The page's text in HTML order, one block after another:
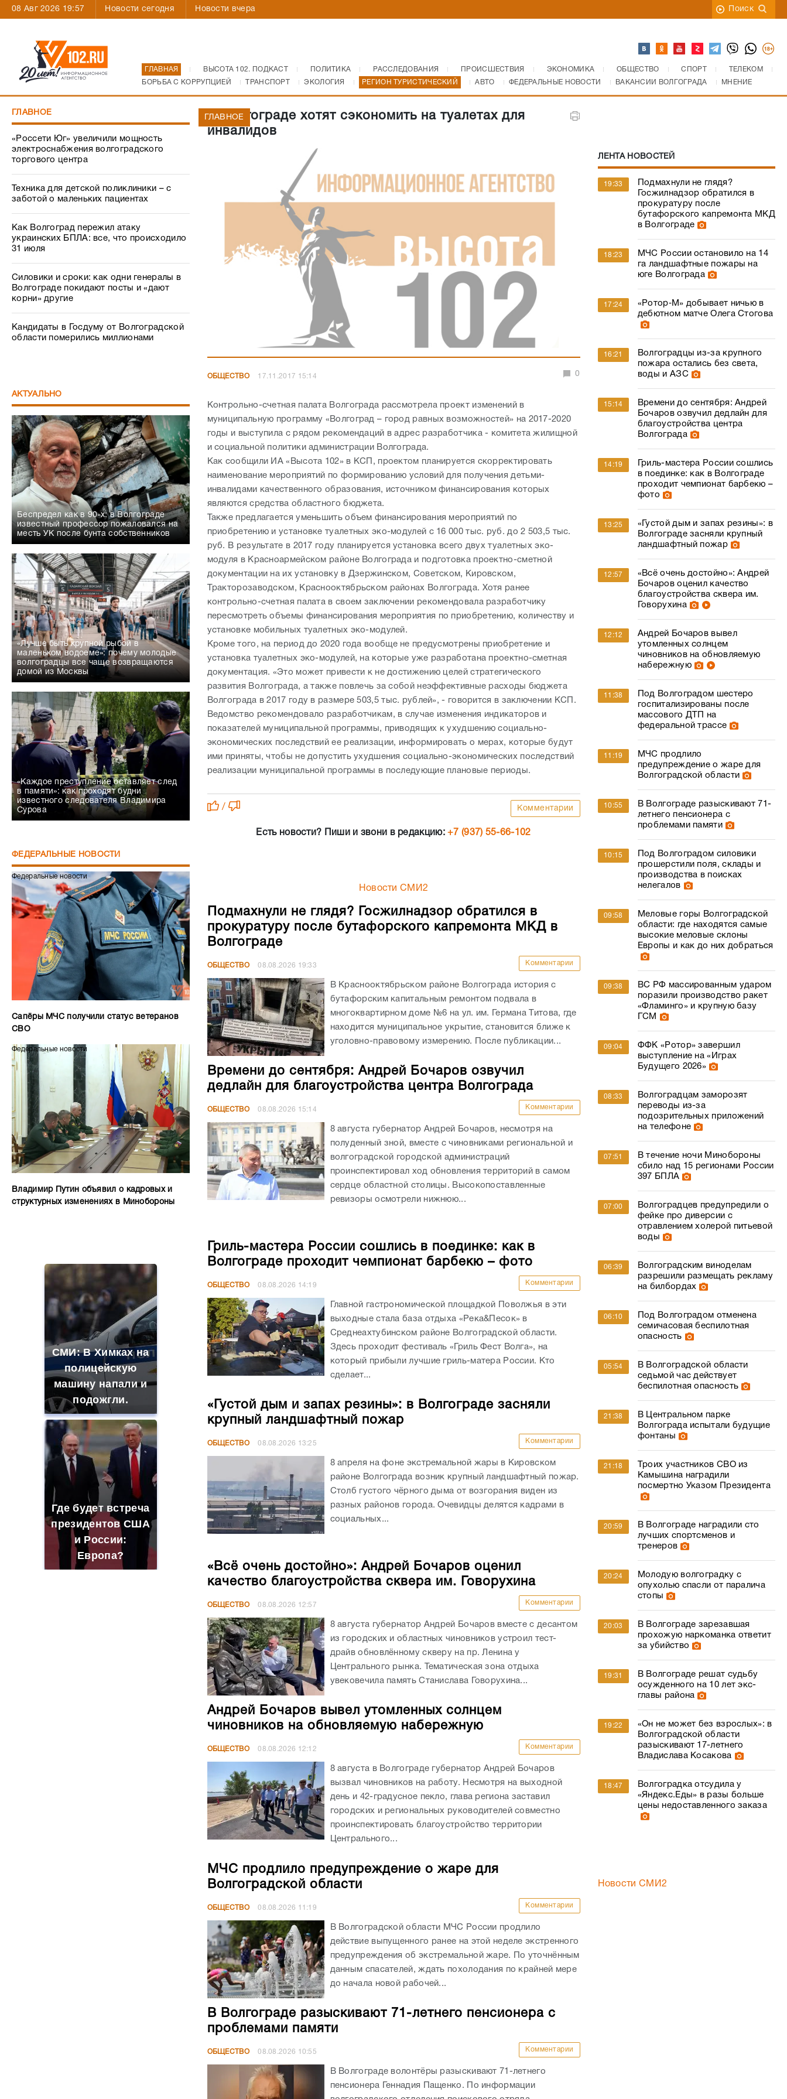
08 Авг 2026 19:57 Новости сегодня Новости вчера Поиск
ГЛАВНАЯ ВЫСОТА 102. ПОДКАСТ ПОЛИТИКА РАССЛЕДОВАНИЯ ПРОИСШЕСТВИЯ ЭКОНОМИКА ОБЩЕСТВО СПОРТ
ТЕЛЕКОМ
БОРЬБА С КОРРУПЦИЕЙ
ТРАНСПОРТ ЭКОЛОГИЯ РЕГИОН ТУРИСТИЧЕСКИЙ АВТО ФЕДЕРАЛЬНЫЕ НОВОСТИ ВАКАНСИИ ВОЛГОГРАДА МНЕНИЕ
ГЛАВНОЕ
«Россети Юг» увеличили мощность
электроснабжения волгоградского
торгового центра
Техника для детской поликлиники – с
заботой о маленьких пациентах
Как Волгоград пережил атаку
украинских БПЛА: все, что происходило
31 июля
Силовики и сроки: как одни генералы в
Волгограде покидают посты и «дают
корни» другие
Кандидаты в Госдуму от Волгоградской
области померились миллионами
АКТУАЛЬНО
Беспредел как в 90-х: в Волгограде
известный профессор пожаловался на
месть УК после бунта собственников
«Лучше быть крупной рыбой в
маленьком водоеме»: почему молодые
волгоградцы все чаще возвращаются
домой из Москвы
«Каждое преступление оставляет след
в памяти»: как проходят будни
известного следователя Владимира
Сурова
ФЕДЕРАЛЬНЫЕ НОВОСТИ
Федеральные новости
Сапёры МЧС получили статус ветеранов
СВО
Федеральные новости
Владимир Путин объявил о кадровых и
структурных изменениях в Минобороны
СМИ: В Химках на
полицейскую
машину напали и
подожгли.
Где будет встреча
президентов США
и России:
Европа?
В Волгограде хотят сэкономить на туалетах для
инвалидов
ГЛАВНОЕ
ОБЩЕСТВО 17.11.2017 15:14 0
Контрольно-счетная палата Волгограда рассмотрела проект изменений в
муниципальную программу «Волгоград – город равных возможностей» на 2017-2020
годы и выступила с рядом рекомендаций в адрес разработчика - комитета жилищной
и социальной политики администрации Волгограда.
Как сообщили ИА «Высота 102» в КСП, проектом планируется скорректировать
наименование мероприятий по формированию условий для получения детьми-
инвалидами качественного образования, источником финансирования которых
являются средства областного бюджета.
Также предлагается уменьшить объем финансирования мероприятий по
приобретению и установке туалетных эко-модулей с 16 000 тыс. руб. до 2 503,5 тыс.
руб. В результате в 2017 году планируется установка всего двух туалетных эко-
модуля в Красноармейском районе Волгограда и подготовка проектно-сметной
документации на их установку в Дзержинском, Советском, Кировском,
Тракторозаводском, Краснооктябрьском районах Волгограда. Хотя ранее
контрольно-счетная палата в своем заключении рекомендовала разработчику
пересмотреть объемы финансирования мероприятия по приобретению, количеству и
установке мобильных туалетных эко-модулей.
Кроме того, на период до 2020 года вообще не предусмотрены приобретение и
установка туалетных эко-модулей, на которые уже разработана проектно-сметная
документация. «Это может привести к не достижению целей стратегического
развития Волгограда, а также повлечь за собой неэффективные расходы бюджета
Волгограда в 2017 году в размере 503,5 тыс. рублей», - говорится в заключении КСП.
Ведомство рекомендовало разработчикам, в случае изменения индикаторов и
показателей муниципальной программы, приводящих к ухудшению социально-
экономических последствий ее реализации, информировать о мерах, которые будут
ими приняты, чтобы не допустить ухудшения социально-экономических последствий
реализации муниципальной программы в последующие плановые периоды.
/ Комментарии
Есть новости? Пиши и звони в редакцию:+7 (937) 55-66-102
Новости СМИ2
Подмахнули не глядя? Госжилнадзор обратился в
прокуратуру после бутафорского капремонта МКД в
Волгограде
ОБЩЕСТВО 08.08.2026 19:33 Комментарии
В Краснооктябрьском районе Волгограда история с
бутафорским капитальным ремонтом подвала в
многоквартирном доме №6 на ул. им. Германа Титова, где
находится муниципальное укрытие, становится ближе к
уголовно-правовому измерению. После публикации...
Времени до сентября: Андрей Бочаров озвучил
дедлайн для благоустройства центра Волгограда
ОБЩЕСТВО 08.08.2026 15:14 Комментарии
8 августа губернатор Андрей Бочаров, несмотря на
полуденный зной, вместе с чиновниками региональной и
волгоградской городской администраций
проинспектировал ход обновления территорий в самом
сердце областной столицы. Высокопоставленные
ревизоры осмотрели нижнюю...
Гриль-мастера России сошлись в поединке: как в
Волгограде проходит чемпионат барбекю – фото
ОБЩЕСТВО 08.08.2026 14:19 Комментарии
Главной гастрономической площадкой Поволжья в эти
выходные стала база отдыха «Река&Песок» в
Среднеахтубинском районе Волгоградской области.
Здесь проходит фестиваль «Гриль Фест Волга», на
который прибыли лучшие гриль-матера России. Кто
сделает...
«Густой дым и запах резины»: в Волгограде засняли
крупный ландшафтный пожар
ОБЩЕСТВО 08.08.2026 13:25 Комментарии
8 апреля на фоне экстремальной жары в Кировском
районе Волгограда возник крупный ландшафтный пожар.
Столб густого чёрного дыма от возгорания виден из
разных районов города. Очевидцы делятся кадрами в
социальных...
«Всё очень достойно»: Андрей Бочаров оценил
качество благоустройства сквера им. Говорухина
ОБЩЕСТВО 08.08.2026 12:57 Комментарии
8 августа губернатор Андрей Бочаров вместе с десантом
из городских и областных чиновников устроил тест-
драйв обновлённому скверу на пр. Ленина у
Центрального рынка. Тематическая зона отдыха
увековечила память Станислава Говорухина...
Андрей Бочаров вывел утомленных солнцем
чиновников на обновляемую набережную
ОБЩЕСТВО 08.08.2026 12:12 Комментарии
8 августа в Волгограде губернатор Андрей Бочаров
вызвал чиновников на работу. Несмотря на выходной
день и 42-градусное пекло, глава региона заставил
городских и региональных руководителей совместно
проинспектировать благоустройство территории
Центрального...
МЧС продлило предупреждение о жаре для
Волгоградской области
ОБЩЕСТВО 08.08.2026 11:19 Комментарии
В Волгоградской области МЧС России продлило
действие выпущенного ранее на этой неделе экстренного
предупреждения об экстремальной жаре. По уточнённым
данным спасателей, ждать похолодания по крайней мере
до начала новой рабочей...
В Волгограде разыскивают 71-летнего пенсионера с
проблемами памяти
ОБЩЕСТВО 08.08.2026 10:55 Комментарии
В Волгограде волонтёры разыскивают 71-летнего
пенсионера Геннадия Пащенко. По информации
ЛЕНТА НОВОСТЕЙ
19:33
Подмахнули не глядя?
Госжилнадзор обратился в
прокуратуру после
бутафорского капремонта МКД
в Волгограде
18:23
МЧС России остановило на 14
га ландшафтные пожары на
юге Волгограда
17:24
«Ротор‑М» добывает ничью в
дебютном матче Олега Стогова
16:21
Волгоградцы из-за крупного
пожара остались без света,
воды и АЗС
15:14
Времени до сентября: Андрей
Бочаров озвучил дедлайн для
благоустройства центра
Волгограда
14:19
Гриль-мастера России сошлись
в поединке: как в Волгограде
проходит чемпионат барбекю –
фото
13:25
«Густой дым и запах резины»: в
Волгограде засняли крупный
ландшафтный пожар
12:57
«Всё очень достойно»: Андрей
Бочаров оценил качество
благоустройства сквера им.
Говорухина
12:12
Андрей Бочаров вывел
утомленных солнцем
чиновников на обновляемую
набережную
11:38
Под Волгоградом шестеро
госпитализированы после
массового ДТП на
федеральной трассе
11:19
МЧС продлило
предупреждение о жаре для
Волгоградской области
10:55
В Волгограде разыскивают 71-
летнего пенсионера с
проблемами памяти
10:15
Под Волгоградом силовики
прошерстили поля, склады и
производства в поисках
нелегалов
09:58
Меловые горы Волгоградской
области: где находятся самые
высокие меловые склоны
Европы и как до них добраться
09:38
ВС РФ массированным ударом
поразили производство ракет
«Фламинго» и крупную базу
ГСМ
09:04
ФФК «Ротор» завершил
выступление на «Играх
Будущего 2026»
08:33
Волгоградцам заморозят
переводы из-за
подозрительных приложений
на телефоне
07:51
В течение ночи Минобороны
сбило над 15 регионами России
397 БПЛА
07:00
Волгоградцев предупредили о
фейке про диверсии с
отравлением холерой питьевой
воды
06:39
Волгоградским виноделам
разрешили размещать рекламу
на билбордах
06:10
Под Волгоградом отменена
семичасовая беспилотная
опасность
05:54
В Волгоградской области
седьмой час действует
беспилотная опасность
21:38
В Центральном парке
Волгограда испытали будущие
фонтаны
21:18
Троих участников СВО из
Камышина наградили
посмертно Указом Президента
20:59
В Волгограде наградили сто
лучших спортсменов и
тренеров
20:24
Молодую волгоградку с
опухолью спасли от паралича
стопы
20:03
В Волгограде зарезавшая
прохожую наркоманка ответит
за убийство
19:31
В Волгограде решат судьбу
осужденного на 10 лет экс-
главы района
19:22
«Он не может без взрослых»: в
Волгоградской области
разыскивают 17-летнего
Владислава Косакова
18:47
Волгоградка отсудила у
«Яндекс.Еды» в разы больше
цены недоставленного заказа
Новости СМИ2